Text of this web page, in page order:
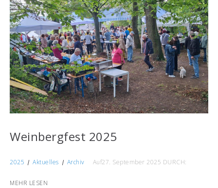
Weinbergfest 2025
2025 Aktuelles Archiv Auf27. September 2025 DURCH:
MEHR LESEN